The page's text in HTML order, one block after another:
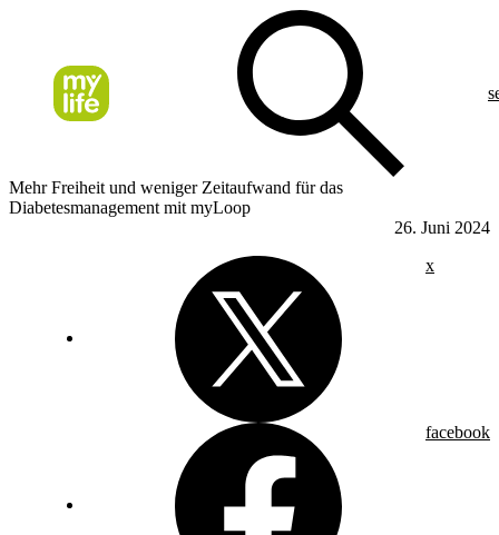
Mehr Freiheit und weniger Zeitaufwand für das
Diabetesmanagement mit myLoop
26. Juni 2024
x
facebook